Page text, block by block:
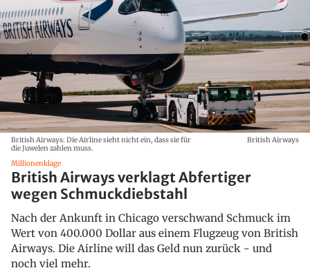
British Airways: Die Airline sieht nicht ein, dass sie für
die Juwelen zahlen muss.
British Airways
Millionenklage
British Airways verklagt Abfertiger
wegen Schmuckdiebstahl
Nach der Ankunft in Chicago verschwand Schmuck im
Wert von 400.000 Dollar aus einem Flugzeug von British
Airways. Die Airline will das Geld nun zurück - und
noch viel mehr.